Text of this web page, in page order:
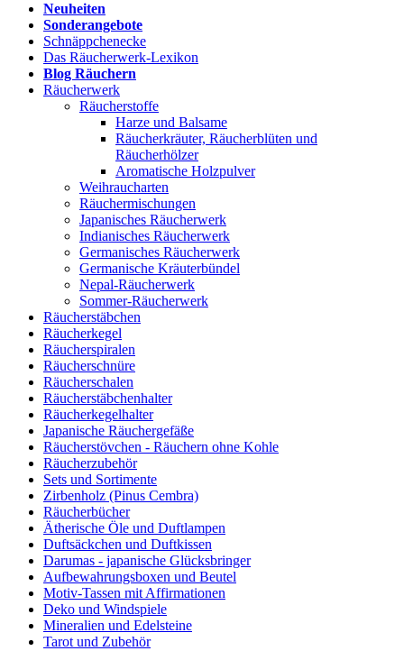
Neuheiten
Sonderangebote
Schnäppchenecke
Das Räucherwerk-Lexikon
Blog Räuchern
Räucherwerk
Räucherstoffe
Harze und Balsame
Räucherkräuter, Räucherblüten und
Räucherhölzer
Aromatische Holzpulver
Weihraucharten
Räuchermischungen
Japanisches Räucherwerk
Indianisches Räucherwerk
Germanisches Räucherwerk
Germanische Kräuterbündel
Nepal-Räucherwerk
Sommer-Räucherwerk
Räucherstäbchen
Räucherkegel
Räucherspiralen
Räucherschnüre
Räucherschalen
Räucherstäbchenhalter
Räucherkegelhalter
Japanische Räuchergefäße
Räucherstövchen - Räuchern ohne Kohle
Räucherzubehör
Sets und Sortimente
Zirbenholz (Pinus Cembra)
Räucherbücher
Ätherische Öle und Duftlampen
Duftsäckchen und Duftkissen
Darumas - japanische Glücksbringer
Aufbewahrungsboxen und Beutel
Motiv-Tassen mit Affirmationen
Deko und Windspiele
Mineralien und Edelsteine
Tarot und Zubehör